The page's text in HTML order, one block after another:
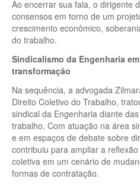
Ao encerrar sua fala, o dirigente
consensos em torno de um
crescimento econômico,
do trabalho.
Sindicalismo da Engenharia
transformação
Na sequência, a advogada
Direito Coletivo do Trabalho,
sindical da Engenharia diante
trabalho. Com atuação na área
e em espaços de debate sobre
contribuiu para ampliar a
coletiva em um cenário de
formas de contratação.